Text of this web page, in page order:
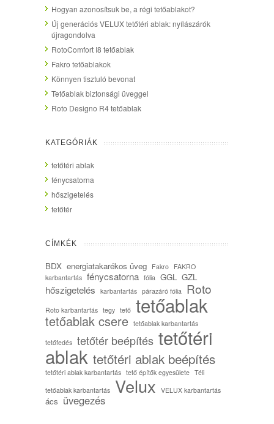
Hogyan azonosítsuk be, a régi tetőablakot?
Új generációs VELUX tetőtéri ablak: nyílászárók
újragondolva
RotoComfort I8 tetőablak
Fakro tetőablakok
Könnyen tisztuló bevonat
Tetőablak biztonsági üveggel
Roto Designo R4 tetőablak
KATEGÓRIÁK
tetőtéri ablak
fénycsatorna
hőszigetelés
tetőtér
CÍMKÉK
BDX energiatakarékos üveg Fakro FAKRO
karbantartás fénycsatorna fólia GGL GZL
hőszigetelés karbantartás párazáró fólia Roto
Roto karbantartás tegy tető tetőablak
tetőablak csere tetőablak karbantartás
tetőfedés tetőtér beépítés tetőtéri
ablak tetőtéri ablak beépítés
tetőtéri ablak karbantartás tető építők egyesülete Téli
tetőablak karbantartás Velux VELUX karbantartás
ács üvegezés